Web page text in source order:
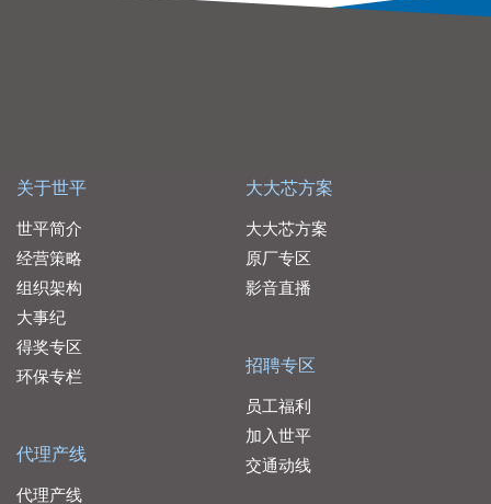
关于世平
世平简介
经营策略
组织架构
大事纪
得奖专区
环保专栏
代理产线
代理产线
大大芯方案
大大芯方案
原厂专区
影音直播
招聘专区
员工福利
加入世平
交通动线